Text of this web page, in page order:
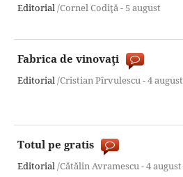
Editorial/Cornel Codiţă - 5 august
Fabrica de vinovaţi
Editorial/Cristian Pîrvulescu -4 august
Totul pe gratis
Editorial/Cătălin Avramescu -4 august